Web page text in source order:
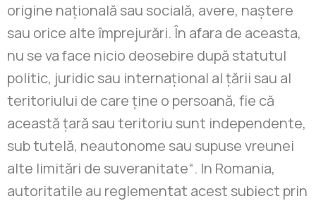
origine naţională sau socială, avere, naştere
sau orice alte împrejurări. În afara de aceasta,
nu se va face nicio deosebire după statutul
politic, juridic sau internaţional al ţării sau al
teritoriului de care ţine o persoană, fie că
această ţară sau teritoriu sunt independente,
sub tutelă, neautonome sau supuse vreunei
alte limitări de suveranitate“. In Romania,
autoritatile au reglementat acest subiect prin